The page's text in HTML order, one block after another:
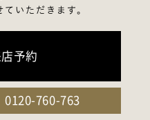
ていただきます。
予約
0120-760-763